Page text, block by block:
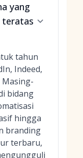
yang
teratas
tahun
Indeed,
Masing-
bidang
hingga
branding
terbaru,